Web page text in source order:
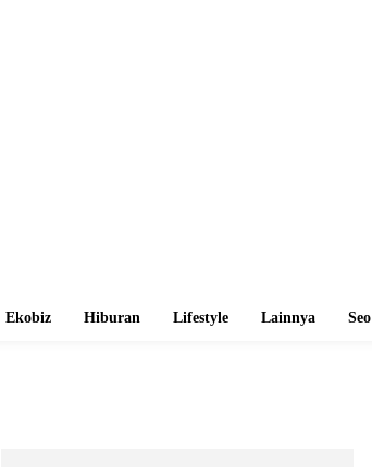
Ekobiz Hiburan Lifestyle Lainnya Seo